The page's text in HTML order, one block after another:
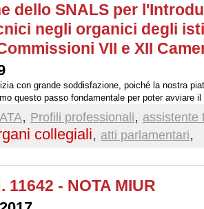
dello SNALS per
negli organici degli
VII e XII
con grande soddisfazione, poiché la nostra
questo passo fondamentale per poter avviare
tutto il personale ATA.
ATA, Profili professionali, assistente
collegiali, atti parlamentari,
11642 - NOTA MIUR